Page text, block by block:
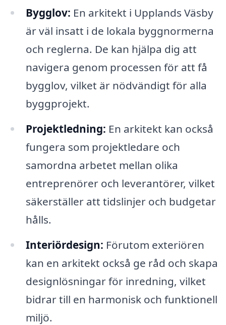
Bygglov: En arkitekt i Upplands Väsby
är väl insatt i de lokala byggnormerna
och reglerna. De kan hjälpa dig att
navigera genom processen för att få
bygglov, vilket är nödvändigt för alla
byggprojekt.
Projektledning: En arkitekt kan också
fungera som projektledare och
samordna arbetet mellan olika
entreprenörer och leverantörer, vilket
säkerställer att tidslinjer och budgetar
hålls.
Interiördesign: Förutom exteriören
kan en arkitekt också ge råd och skapa
designlösningar för inredning, vilket
bidrar till en harmonisk och funktionell
miljö.